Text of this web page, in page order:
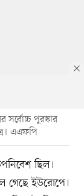
সর্বোচ্চ পুরস্কার
এএফপি
ছিল।
গেছে ইউরোপে।